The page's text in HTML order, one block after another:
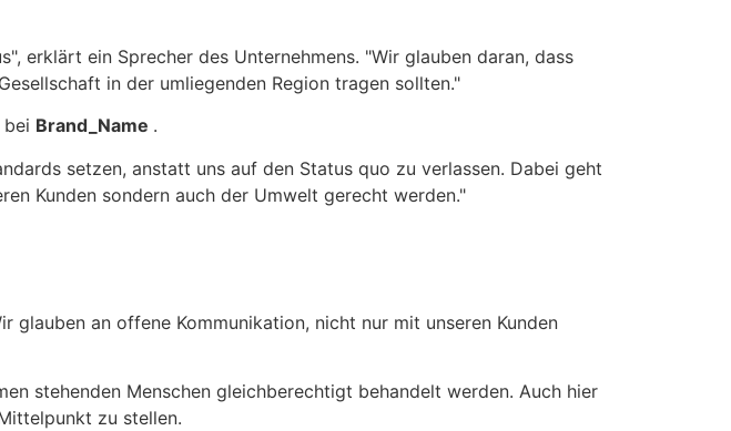
erklärt ein Sprecher des Unternehmens. "Wir glauben daran, dass
in der umliegenden Region tragen sollten."
Brand_Name .
setzen, anstatt uns auf den Status quo zu verlassen. Dabei geht
Kunden sondern auch der Umwelt gerecht werden."
an offene Kommunikation, nicht nur mit unseren Kunden
stehenden Menschen gleichberechtigt behandelt werden. Auch hier
zu stellen.